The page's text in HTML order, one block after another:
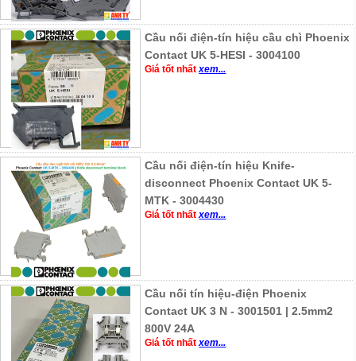
Cầu nối điện-tín hiệu cầu chì Phoenix
Contact UK 5-HESI - 3004100
Giá tốt nhấtxem...
Cầu nối điện-tín hiệu Knife-
disconnect Phoenix Contact UK 5-
MTK - 3004430
Giá tốt nhấtxem...
Cầu nối tín hiệu-điện Phoenix
Contact UK 3 N - 3001501 | 2.5mm2
800V 24A
Giá tốt nhấtxem...